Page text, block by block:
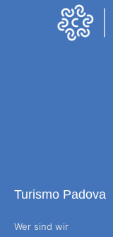
Turismo Padova
Wer sind wir